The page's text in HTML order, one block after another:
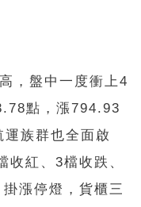
，盤中一度衝上4
點，漲794.93
族群也全面啟
收紅、3檔收跌、
漲停燈，貨櫃三